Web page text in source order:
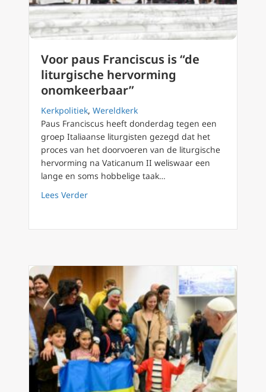
Voor paus Franciscus is “de
liturgische hervorming
onomkeerbaar”
Kerkpolitiek, Wereldkerk
Paus Franciscus heeft donderdag tegen een
groep Italiaanse liturgisten gezegd dat het
proces van het doorvoeren van de liturgische
hervorming na Vaticanum II weliswaar een
lange en soms hobbelige taak…
Lees Verderabout Voor paus Franciscus is “de